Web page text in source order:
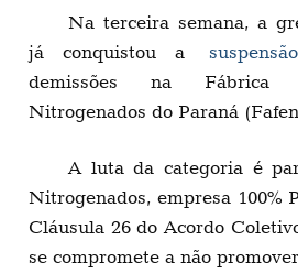
Na terceira semana, a
já conquistou a
demissões na Fábrica
Nitrogenados do Paraná
A luta da categoria é
Nitrogenados, empresa 100%
Cláusula 26 do Acordo
se compromete a não